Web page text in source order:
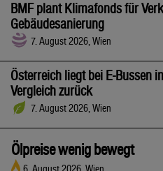
BMF plant Klimafonds für
Gebäudesanierung
7. August 2026, Wien
Österreich liegt bei E-Bussen
Vergleich zurück
7. August 2026, Wien
Ölpreise wenig bewegt